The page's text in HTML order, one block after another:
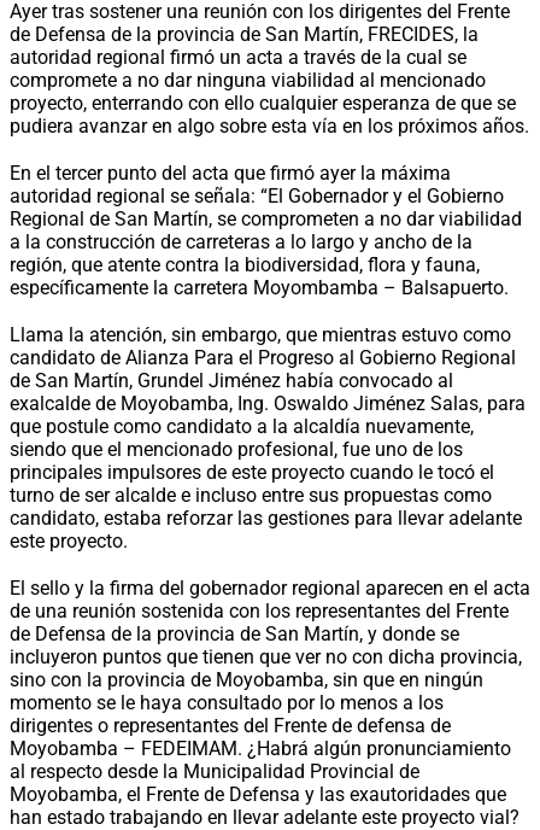
Ayer tras sostener una reunión con los dirigentes del Frente
de Defensa de la provincia de San Martín, FRECIDES, la
autoridad regional firmó un acta a través de la cual se
compromete a no dar ninguna viabilidad al mencionado
proyecto, enterrando con ello cualquier esperanza de que se
pudiera avanzar en algo sobre esta vía en los próximos años.
En el tercer punto del acta que firmó ayer la máxima
autoridad regional se señala: “El Gobernador y el Gobierno
Regional de San Martín, se comprometen a no dar viabilidad
a la construcción de carreteras a lo largo y ancho de la
región, que atente contra la biodiversidad, flora y fauna,
específicamente la carretera Moyombamba – Balsapuerto.
Llama la atención, sin embargo, que mientras estuvo como
candidato de Alianza Para el Progreso al Gobierno Regional
de San Martín, Grundel Jiménez había convocado al
exalcalde de Moyobamba, Ing. Oswaldo Jiménez Salas, para
que postule como candidato a la alcaldía nuevamente,
siendo que el mencionado profesional, fue uno de los
principales impulsores de este proyecto cuando le tocó el
turno de ser alcalde e incluso entre sus propuestas como
candidato, estaba reforzar las gestiones para llevar adelante
este proyecto.
El sello y la firma del gobernador regional aparecen en el acta
de una reunión sostenida con los representantes del Frente
de Defensa de la provincia de San Martín, y donde se
incluyeron puntos que tienen que ver no con dicha provincia,
sino con la provincia de Moyobamba, sin que en ningún
momento se le haya consultado por lo menos a los
dirigentes o representantes del Frente de defensa de
Moyobamba – FEDEIMAM. ¿Habrá algún pronunciamiento
al respecto desde la Municipalidad Provincial de
Moyobamba, el Frente de Defensa y las exautoridades que
han estado trabajando en llevar adelante este proyecto vial?